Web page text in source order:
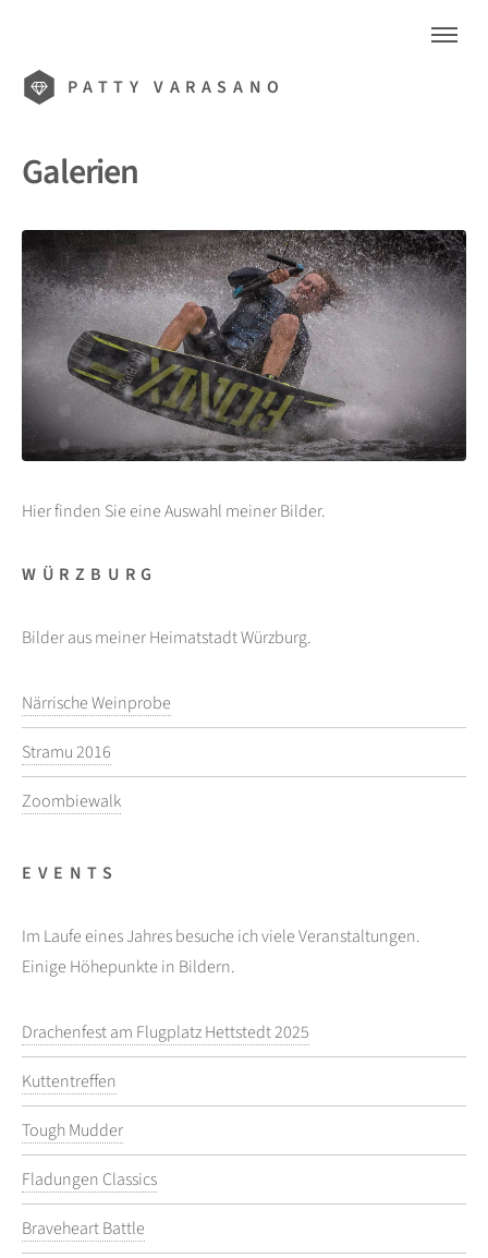
PATTY VARASANO
Galerien
Hier finden Sie eine Auswahl meiner Bilder.
WÜRZBURG
Bilder aus meiner Heimatstadt Würzburg.
Närrische Weinprobe
Stramu 2016
Zoombiewalk
EVENTS
Im Laufe eines Jahres besuche ich viele Veranstaltungen.
Einige Höhepunkte in Bildern.
Drachenfest am Flugplatz Hettstedt 2025
Kuttentreffen
Tough Mudder
Fladungen Classics
Braveheart Battle